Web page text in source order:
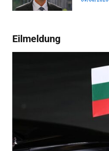
Eilmeldung